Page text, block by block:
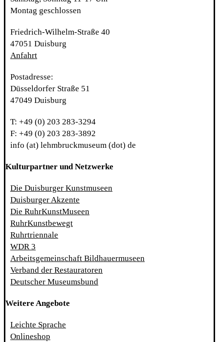
Montag geschlossen
Friedrich-Wilhelm-Straße 40
47051 Duisburg
Anfahrt
Postadresse:
Düsseldorfer Straße 51
47049 Duisburg
T: +49 (0) 203 283-3294
F: +49 (0) 203 283-3892
info (at) lehmbruckmuseum (dot) de
Kulturpartner und Netzwerke
Die Duisburger Kunstmuseen
Duisburger Akzente
Die RuhrKunstMuseen
RuhrKunstbewegt
Ruhrtriennale
WDR 3
Arbeitsgemeinschaft Bildhauermuseen
Verband der Restauratoren
Deutscher Museumsbund
Weitere Angebote
Leichte Sprache
Onlineshop